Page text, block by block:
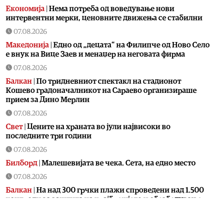
Економија Нема потреба од воведување нови
интервентни мерки, ценовните движења се стабилни
07.08.2026
Македонија Едно од „децата“ на Филипче од Ново Село
е внук на Вице Заев и менаџер на неговата фирма
07.08.2026
Балкан По тридневниот спектакл на стадионот
Кошево градоначалникот на Сараево организираше
прием за Дино Мерлин
07.08.2026
Свет| Цените на храната во јули највисоки во
последните три години
07.08.2026
Билборд Малешевијата ве чека. Сета, на едно место
07.08.2026
Балкан На над 300 грчки плажи спроведени над 1.500
контроли за заштита на крајбрежјето и обезбедување